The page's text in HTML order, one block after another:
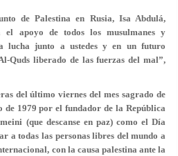
de Palestina en Rusia, Isa Abdulá,
el apoyo de todos los musulmanes y
lucha junto a ustedes y en un futuro
Quds liberado de las fuerzas del mal”,
del último viernes del mes sagrado de
de 1979 por el fundador de la República
(que descanse en paz) como el Día
a todas las personas libres del mundo a
con la causa palestina ante la